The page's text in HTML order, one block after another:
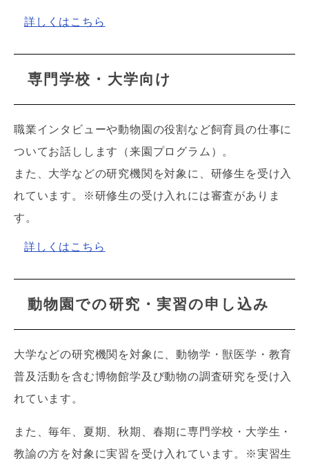
詳しくはこちら
専門学校・大学向け
職業インタビューや動物園の役割など飼育員の仕事に
ついてお話しします
（来園プログラム）。
また、大学などの研究機関を対象に、研修生を受け入
れています。※研修生の受け入れには審査がありま
す。
詳しくはこちら
動物園での研究・実習の申し込み
大学などの研究機関を対象に、動物学・獣医学・教育
普及活動を含む博物館学及び動物の調査研究を受け入
れています。
また、毎年、夏期、秋期、春期に専門学校・大学生・
教諭の方を対象に実習を受け入れています。※実習生